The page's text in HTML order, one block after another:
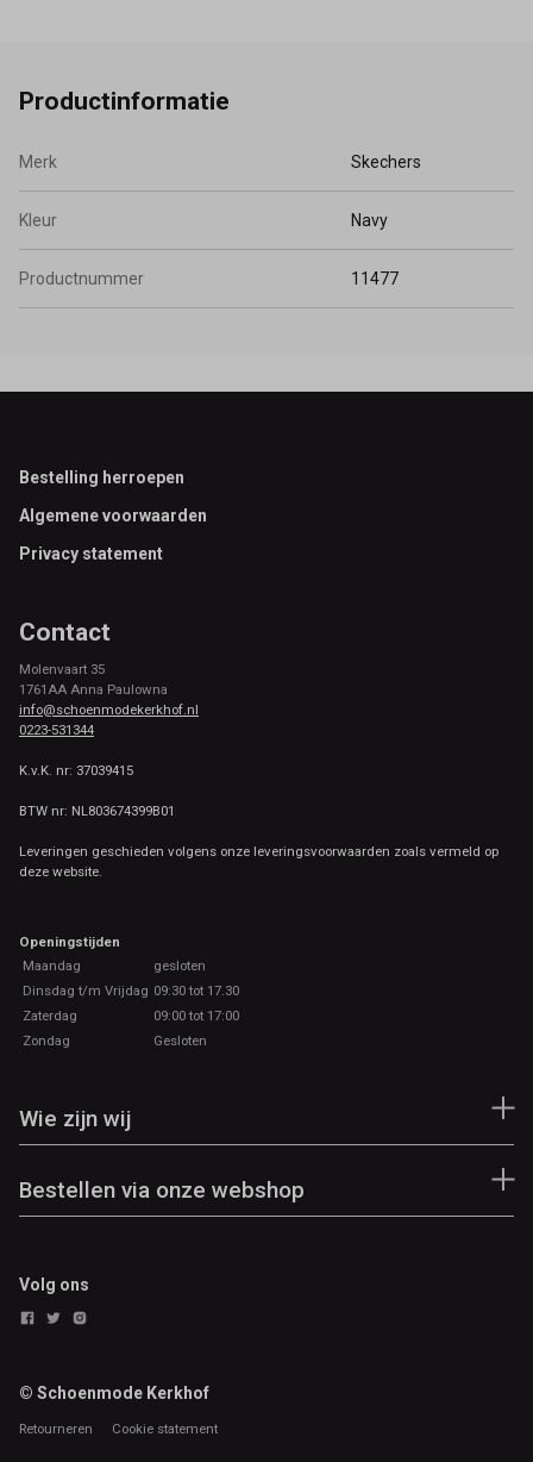
Productinformatie
Merk Skechers
Kleur Navy
Productnummer 11477
Footer
Bestelling herroepen
Algemene voorwaarden
Privacy statement
Contact
Molenvaart 35
1761AA Anna Paulowna
info@schoenmodekerkhof.nl
0223-531344
K.v.K. nr: 37039415
BTW nr: NL803674399B01
Leveringen geschieden volgens onze leveringsvoorwaarden zoals vermeld op
deze website.
Openingstijden
Maandag
gesloten
Dinsdag t/m Vrijdag 09:30 tot 17.30
Zaterdag
09:00 tot 17:00
Zondag
Gesloten
Wie zijn wij
Bestellen via onze webshop
Volg ons
© Schoenmode Kerkhof
Retourneren Cookie statement